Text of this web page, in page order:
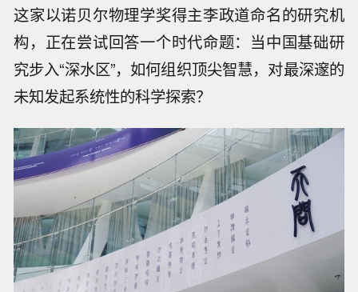
这家以诺贝尔物理学奖得主李政道命名的研究机
构，正在尝试回答一个时代命题：当中国基础研
究步入“深水区”，如何组织顶尖智慧，对最深邃的
未知发起系统性的科学探索？